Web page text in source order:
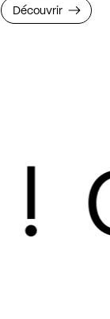
Découvrir